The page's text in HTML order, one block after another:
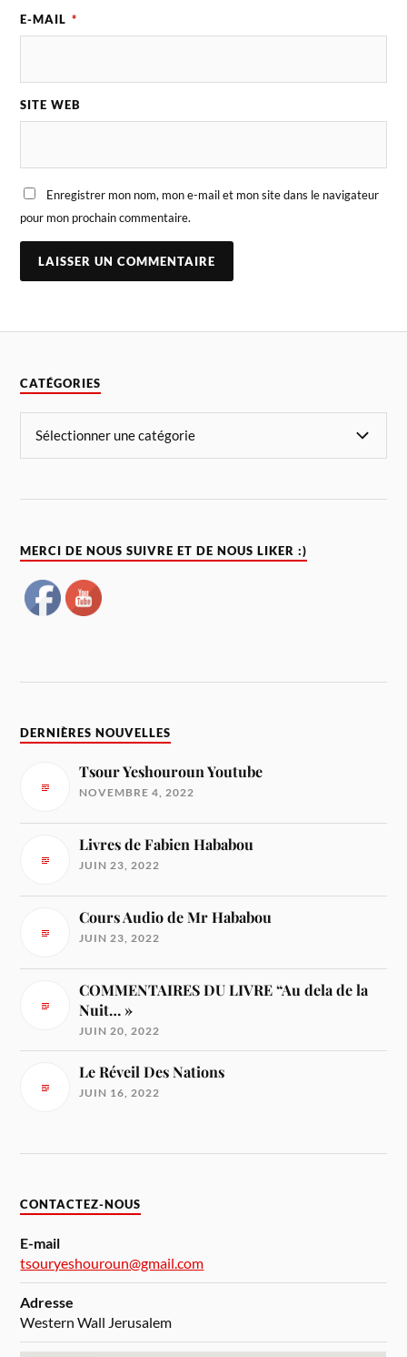
E-MAIL *
SITE WEB
Enregistrer mon nom, mon e-mail et mon site dans le navigateur
pour mon prochain commentaire.
CATÉGORIES
MERCI DE NOUS SUIVRE ET DE NOUS LIKER :)
DERNIÈRES NOUVELLES
Tsour Yeshouroun Youtube
NOVEMBRE 4, 2022
Livres de Fabien Hababou
JUIN 23, 2022
Cours Audio de Mr Hababou
JUIN 23, 2022
COMMENTAIRES DU LIVRE “Au dela de la
Nuit… »
JUIN 20, 2022
Le Réveil Des Nations
JUIN 16, 2022
CONTACTEZ-NOUS
E-mail
tsouryeshouroun@gmail.com
Adresse
Western Wall Jerusalem